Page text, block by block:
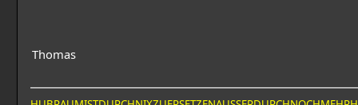
Thomas